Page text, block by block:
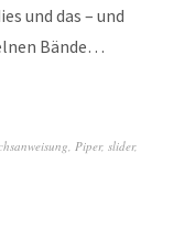
und das – und
Bände…
Piper, slider,